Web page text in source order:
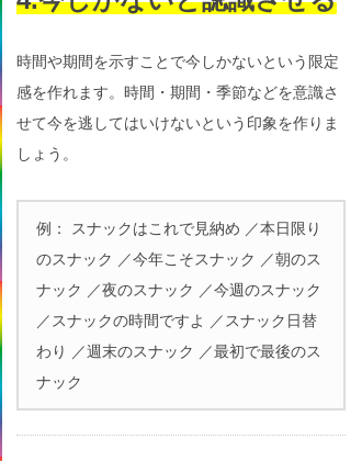
時間や期間を示すことで今しかないという限定
感を作れます。時間・期間・季節などを意識さ
せて今を逃してはいけないという印象を作りま
しょう。
例： スナックはこれで見納め ／本日限り
のスナック ／今年こそスナック ／朝のス
ナック ／夜のスナック ／今週のスナック
／スナックの時間ですよ ／スナック日替
わり ／週末のスナック ／最初で最後のス
ナック